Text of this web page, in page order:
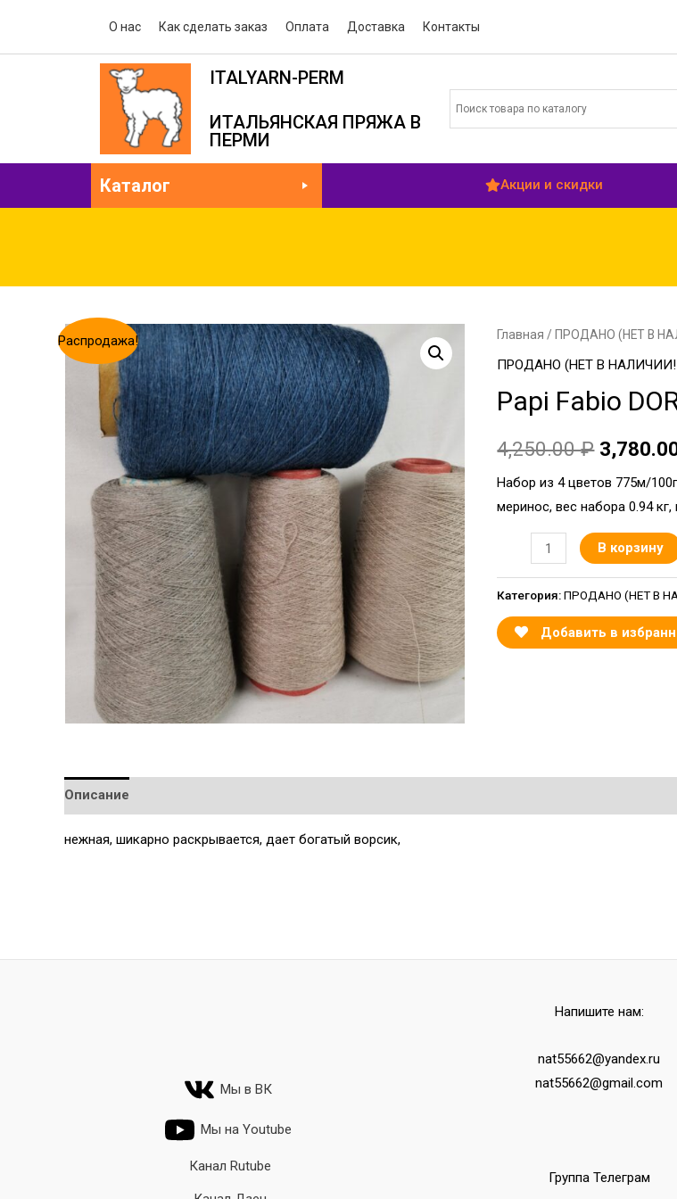
О нас Как сделать заказ Оплата Доставка Контакты
ITALYARN-PERM
ИТАЛЬЯНСКАЯ ПРЯЖА В
ПЕРМИ
Каталог Акции и скидки
Распродажа! Главная / ПРОДАНО (НЕТ В
ПРОДАНО (НЕТ В
Papi Fabio
4,250.00₽
Набор из 4 цветов 775м/
меринос, вес набора 0.94
В корзину
Категория:ПРОДАНО (НЕТ В
Добавить в
Описание
нежная, шикарно раскрывается, дает богатый ворсик,
Мы в ВК
Мы на Youtube
Канал Rutube
Напишите нам:
nat55662@yandex.ru
nat55662@gmail.com
Группа Телеграм